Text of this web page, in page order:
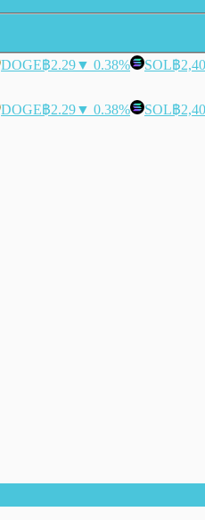
DOGE฿2.29▼ 0.38% SOL฿
DOGE฿2.29▼ 0.38% SOL฿